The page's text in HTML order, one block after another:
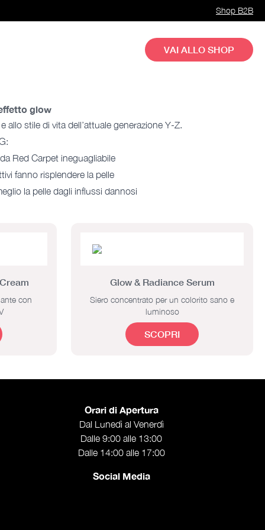
Shop B2B
VAI ALLO SHOP
glow
allo stile di vita dell’attuale generazione Y-Z.
Red Carpet ineguagliabile
fanno risplendere la pelle
la pelle dagli influssi dannosi
con
Glow & Radiance Serum
Siero concentrato per un colorito sano e
luminoso
SCOPRI
Orari di Apertura
Dal Lunedì al Venerdì
Dalle 9:00 alle 13:00
Dalle 14:00 alle 17:00
Social Media